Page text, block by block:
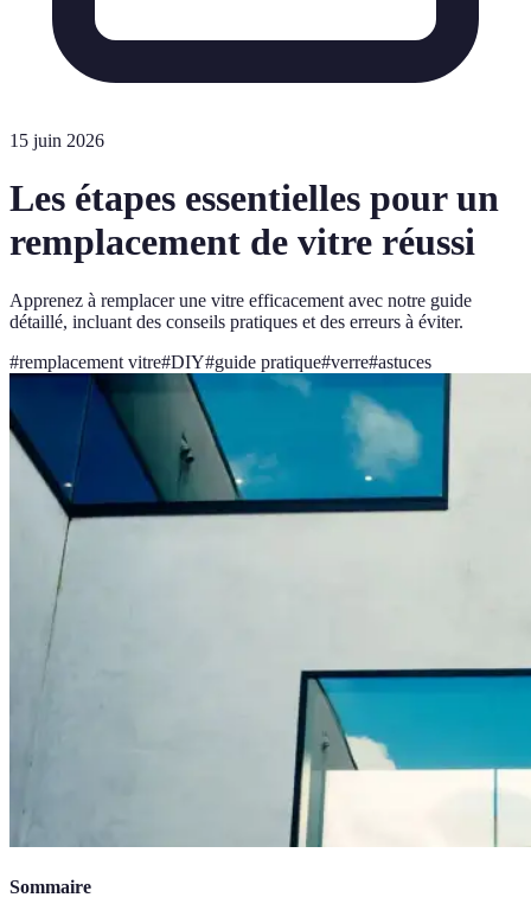
15 juin 2026
Les étapes essentielles pour un
remplacement de vitre réussi
Apprenez à remplacer une vitre efficacement avec notre guide
détaillé, incluant des conseils pratiques et des erreurs à éviter.
#remplacement vitre#DIY#guide pratique#verre#astuces
Sommaire